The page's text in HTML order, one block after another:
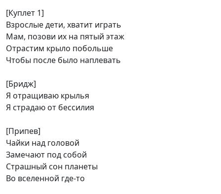
[Куплет 1]
Взрослые дети, хватит играть
Мам, позови их на пятый этаж
Отрастим крыло побольше
Чтобы после было наплевать
[Бридж]
Я отращиваю крылья
Я страдаю от бессилия
[Припев]
Чайки над головой
Замечают под собой
Страшный сон планеты
Во вселенной где-то